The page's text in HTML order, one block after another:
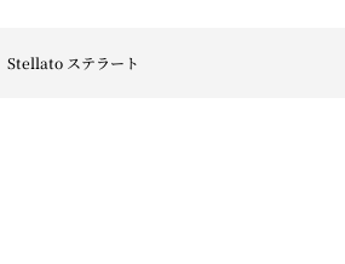
Stellato ステラート